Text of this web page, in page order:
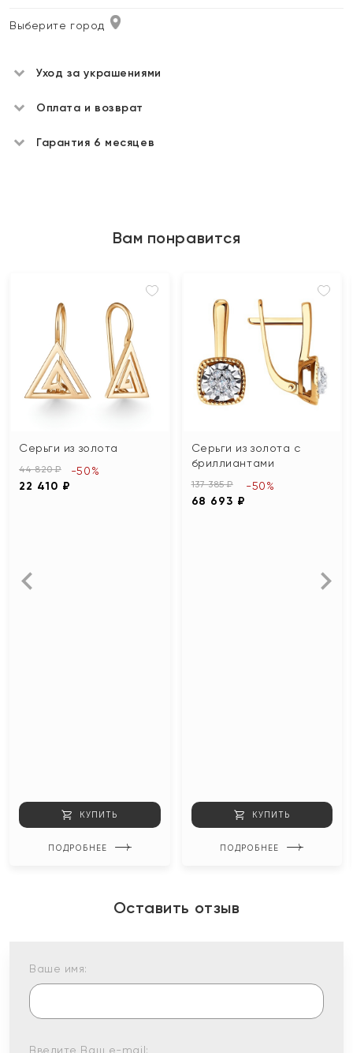
Выберите город
Уход за украшениями
Оплата и возврат
Гарантия 6 месяцев
Вам понравится
Серьги из золота
44 820 ₽
22 410 ₽
-50%
КУПИТЬ
ПОДРОБНЕЕ
Серьги из золота с
бриллиантами
137 385 ₽
68 693 ₽
-50%
КУПИТЬ
ПОДРОБНЕЕ
Оставить отзыв
Ваше имя:
Введите Ваш e-mail: